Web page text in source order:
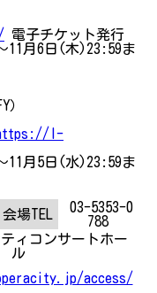
電子チケット発行
11月6日(木)23:59ま
）
l-
11月5日(水)23:59ま
会場TEL
03-5353-0
788
ィコンサートホー
ル
access/